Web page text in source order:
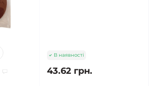
В наявності
43.62 грн.